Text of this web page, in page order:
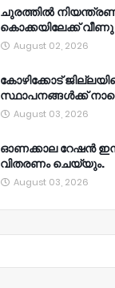
ചുരത്തിൽ നിയന്ത്രണം
കൊക്കയിലേക്ക്
August 02, 2026
കോഴിക്കോട്
സ്ഥാപനങ്ങൾക്ക്
August 03, 2026
ഓണക്കാല റേഷൻ
വിതരണം ചെയ്യും.
August 03, 2026